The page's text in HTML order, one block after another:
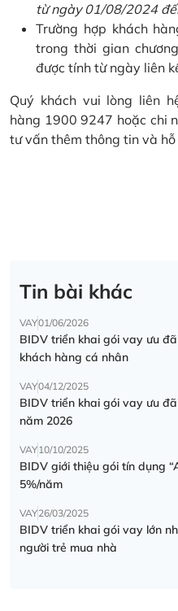
từ ngày 01/08/2024
Trường hợp khách
trong thời gian
được tính từ ngày liên
Quý khách vui lòng liên
hàng 1900 9247 hoặc chi
tư vấn thêm thông tin và hỗ
Tin bài khác
VAY01/06/2026
BIDV triển khai gói vay ưu
khách hàng cá nhân
VAY04/12/2025
BIDV triển khai gói vay ưu
năm 2026
VAY10/10/2025
BIDV giới thiệu gói tín dụng
5%/năm
VAY26/03/2025
BIDV triển khai gói vay lớn
người trẻ mua nhà